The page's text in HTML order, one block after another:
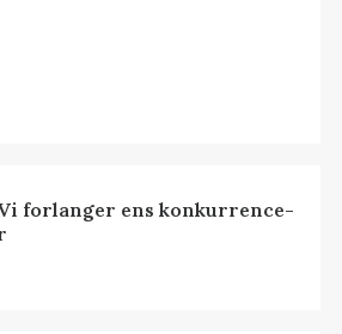
forlanger ens konkurrence-